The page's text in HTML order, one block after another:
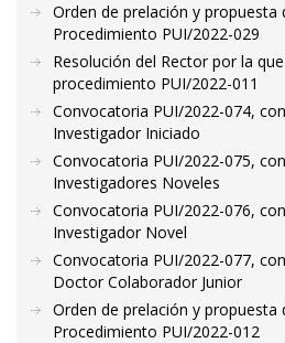
Orden de prelación y propuesta
Procedimiento PUI/2022-029
Resolución del Rector por la
procedimiento PUI/2022-011
Convocatoria PUI/2022-074,
Investigador Iniciado
Convocatoria PUI/2022-075,
Investigadores Noveles
Convocatoria PUI/2022-076,
Investigador Novel
Convocatoria PUI/2022-077,
Doctor Colaborador Junior
Orden de prelación y propuesta
Procedimiento PUI/2022-012